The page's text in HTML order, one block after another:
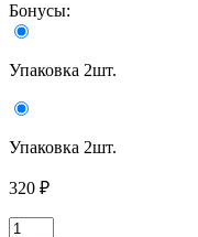
Бонусы:
Упаковка 2шт.
Упаковка 2шт.
320 ₽